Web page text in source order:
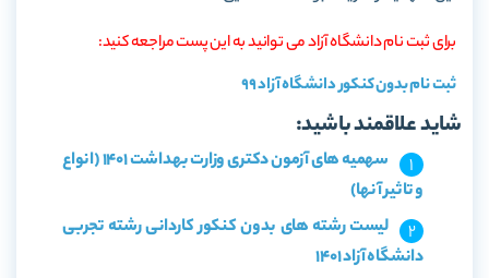
برای ثبت نام دانشگاه آزاد می توانید به این پست مراجعه کنید:
ثبت نام بدون کنکور دانشگاه آزاد ۹۹
شاید علاقمند باشید:
سهمیه های آزمون دکتری وزارت بهداشت 1401 (انواع
و تاثیر آنها)
لیست رشته های بدون کنکور کاردانی رشته تجربی
دانشگاه آزاد 1401